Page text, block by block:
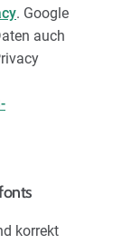
. Google
auch
korrekt